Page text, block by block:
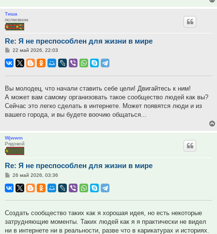
Тиша
полковник
Re: Я не преспособлен для жизни в мире
Сообщение
22 май 2026, 22:03
Вы молодец, что начали ставить себе цели! Двигайтесь к ним!
А может вам самому организовать такое сообщество людей как вы?
Сейчас это легко сделать в интернете. Может появятся люди и из
вашего города, и вы будете воочию общаться...
Wjwwm
Рядовой
Re: Я не преспособлен для жизни в мире
Сообщение
26 май 2026, 03:36
Создать сообщество таких как я хорошая идея, но есть некоторые
затрудняющие моменты. Таких людей как я я практически не видел
ни в интернете ни в реальности, разве что в карикатурах и историях.